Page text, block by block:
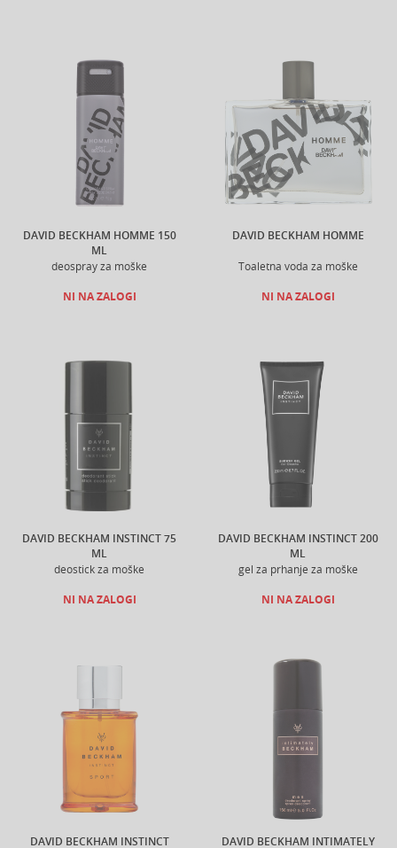
DAVID BECKHAM HOMME 150
ML
deospray za moške
NI NA ZALOGI
DAVID BECKHAM HOMME
Toaletna voda za moške
NI NA ZALOGI
DAVID BECKHAM INSTINCT 75
ML
deostick za moške
NI NA ZALOGI
DAVID BECKHAM INSTINCT 200
ML
gel za prhanje za moške
NI NA ZALOGI
DAVID BECKHAM INSTINCT DAVID BECKHAM INTIMATELY